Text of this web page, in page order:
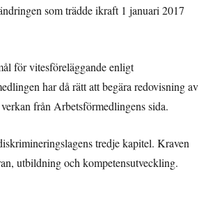
som trädde ikraft 1 januari 2017
för vitesföreläggande enligt
har då rätt att begära redovisning av
från Arbetsförmedlingens sida.
tredje kapitel. Kraven
utbildning och kompetensutveckling.